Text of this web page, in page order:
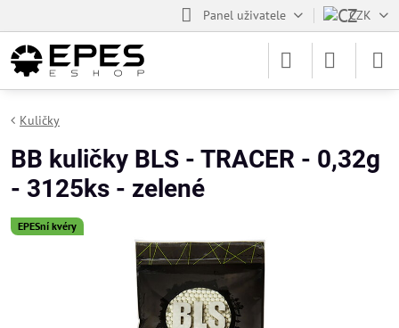
Panel uživatele CZK
EPESní kvéry
Kuličky
BB kuličky BLS - TRACER - 0,32g
- 3125ks - zelené